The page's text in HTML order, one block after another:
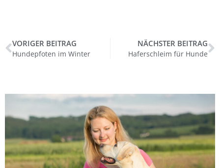
VORIGER BEITRAG
Hundepfoten im Winter
NÄCHSTER BEITRAG
Haferschleim für Hunde